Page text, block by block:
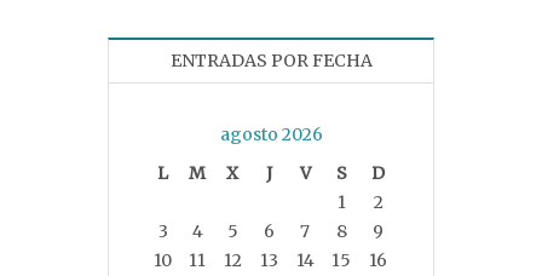
ENTRADAS POR FECHA
agosto 2026
L
M X J V S
D
1
2
3
4 5 6 7 8
9
10
11 12 13 14 15
16